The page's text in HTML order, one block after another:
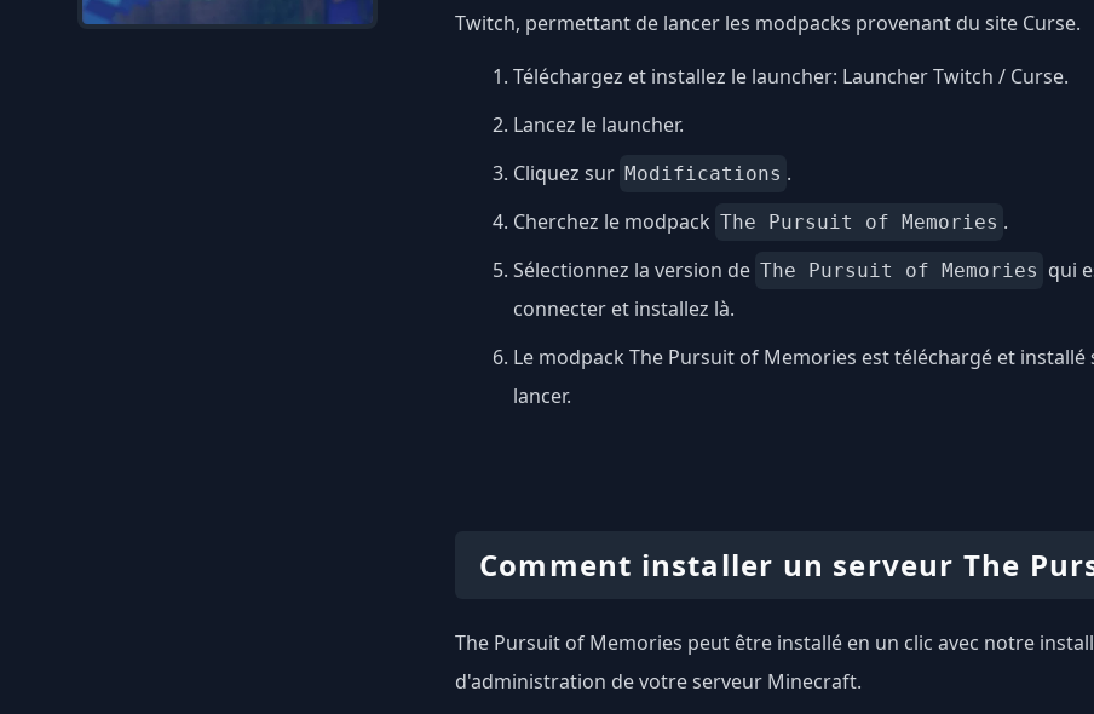
Twitch, permettant de lancer les modpacks provenant du site Curse.
Téléchargez et installez le launcher: Launcher Twitch / Curse.
Lancez le launcher.
Cliquez sur Modifications .
Cherchez le modpack The Pursuit of Memories .
Sélectionnez la version de The Pursuit of Memories qui
connecter et installez là.
Le modpack The Pursuit of Memories est téléchargé et
lancer.
Comment installer un serveur The
The Pursuit of Memories peut être installé en un clic avec notre
d'administration de votre serveur Minecraft.